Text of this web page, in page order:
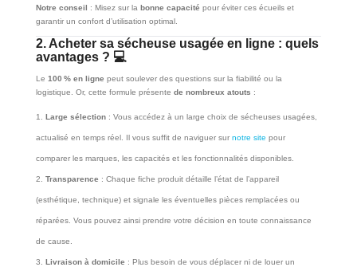
Notre conseil : Misez sur la bonne capacité pour éviter ces écueils et
garantir un confort d’utilisation optimal.
2. Acheter sa sécheuse usagée en ligne : quels
avantages ? 💻
Le 100 % en ligne peut soulever des questions sur la fiabilité ou la
logistique. Or, cette formule présente de nombreux atouts :
Large sélection: Vous accédez à un large choix de sécheuses usagées,
actualisé en temps réel. Il vous suffit de naviguer sur notre site pour
comparer les marques, les capacités et les fonctionnalités disponibles.
Transparence : Chaque fiche produit détaille l’état de l’appareil
(esthétique, technique) et signale les éventuelles pièces remplacées ou
réparées. Vous pouvez ainsi prendre votre décision en toute connaissance
de cause.
Livraison à domicile : Plus besoin de vous déplacer ni de louer un